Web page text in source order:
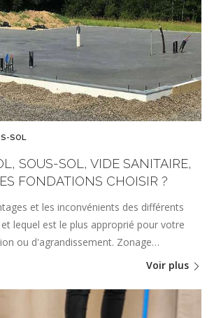
SOL
SOUS-SOL, VIDE SANITAIRE,
FONDATIONS CHOISIR ?
et les inconvénients des différents
lequel est le plus approprié pour votre
ou d'agrandissement. Zonage…
Voir plus